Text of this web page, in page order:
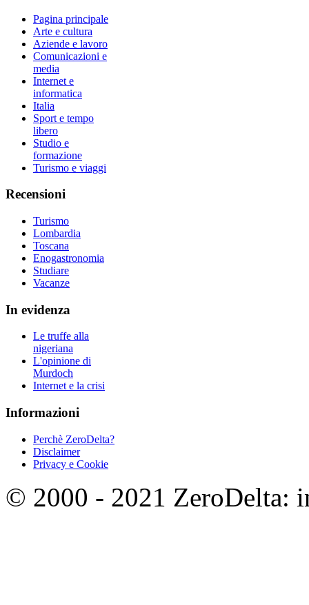
Pagina principale
Arte e cultura
Aziende e lavoro
Comunicazioni e
media
Internet e
informatica
Italia
Sport e tempo
libero
Studio e
formazione
Turismo e viaggi
Recensioni
Turismo
Lombardia
Toscana
Enogastronomia
Studiare
Vacanze
In evidenza
Le truffe alla
nigeriana
L'opinione di
Murdoch
Internet e la crisi
Informazioni
Perchè ZeroDelta?
Disclaimer
Privacy e Cookie
© 2000 - 2021 ZeroDelta: